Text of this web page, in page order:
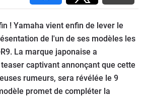
! Yamaha vient enfin de lever le
de l'un de ses modèles les
La marque japonaise a
captivant annonçant que cette
rumeurs, sera révélée le 9
promet de compléter la